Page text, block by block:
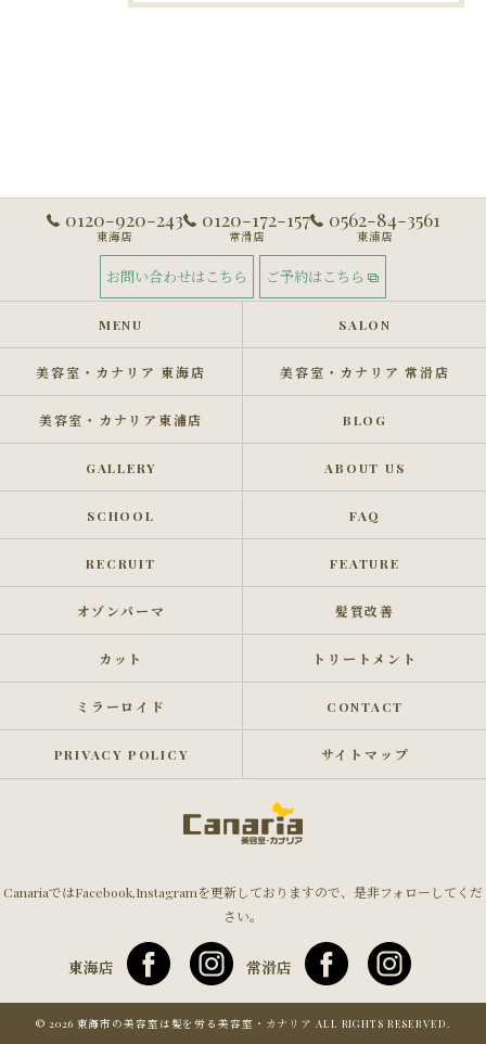
0120-920-243
東海店
0120-172-157
常滑店
0562-84-3561
東浦店
お問い合わせはこちら ご予約はこちら
MENU SALON
美容室・カナリア 東海店 美容室・カナリア 常滑店
美容室・カナリア東浦店 BLOG
GALLERY ABOUT US
SCHOOL FAQ
RECRUIT FEATURE
オゾンパーマ 髪質改善
カット トリートメント
ミラーロイド CONTACT
PRIVACY POLICY サイトマップ
CanariaではFacebook,Instagramを更新しておりますので、是非フォローしてくだ
さい。
東海店 常滑店
© 2026 東海市の美容室は髪を労る美容室・カナリア ALL RIGHTS RESERVED.